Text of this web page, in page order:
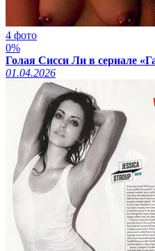
4 фото
0%
Голая Сисси Ли в сериале
01.04.2026